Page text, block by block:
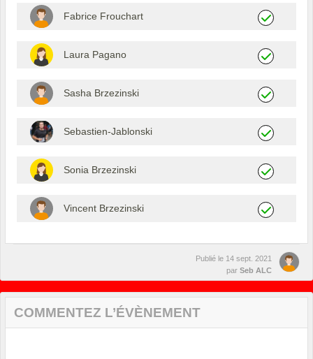
Fabrice Frouchart
Laura Pagano
Sasha Brzezinski
Sebastien-Jablonski
Sonia Brzezinski
Vincent Brzezinski
Publié le 14 sept. 2021
par Seb ALC
COMMENTEZ L’ÉVÈNEMENT